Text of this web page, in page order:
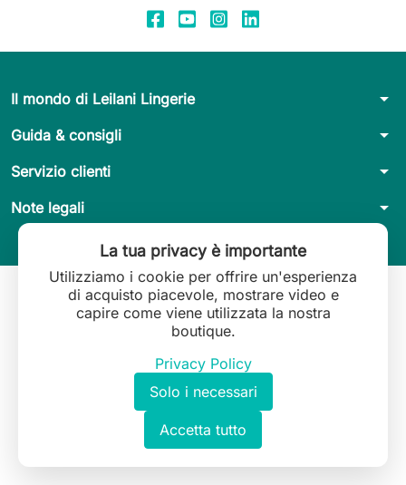
Il mondo di Leilani Lingerie arrow_drop_down
Guida & consigli arrow_drop_down
Servizio clienti arrow_drop_down
Note legali arrow_drop_down
La tua privacy è importante
Utilizziamo i cookie per offrire un'esperienza
di acquisto piacevole, mostrare video e
capire come viene utilizzata la nostra
boutique.
Privacy Policy
Solo i necessari
Accetta tutto